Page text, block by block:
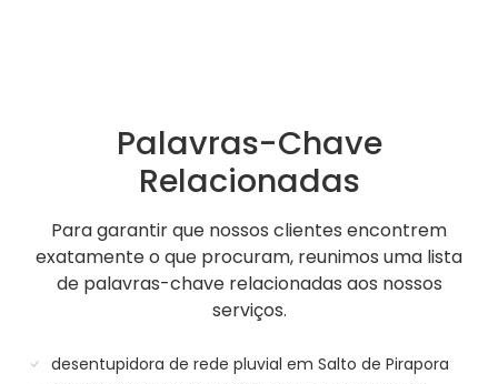
Palavras-Chave
Relacionadas
Para garantir que nossos clientes encontrem
exatamente o que procuram, reunimos uma lista
de palavras-chave relacionadas aos nossos
serviços.
desentupidora de rede pluvial em Salto de Pirapora